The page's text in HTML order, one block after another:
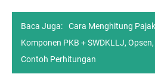
Baca Juga:
Cara Menghitung
Komponen PKB + SWDKLLJ,
Contoh Perhitungan